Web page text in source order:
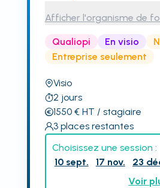
Afficher l'organisme de
Qualiopi En visio
Entreprise seulement
Visio
2 jours
1550€ HT / stagiaire
3 places restantes
Choisissez une session :
10 sept.
17 nov.
23
Voir